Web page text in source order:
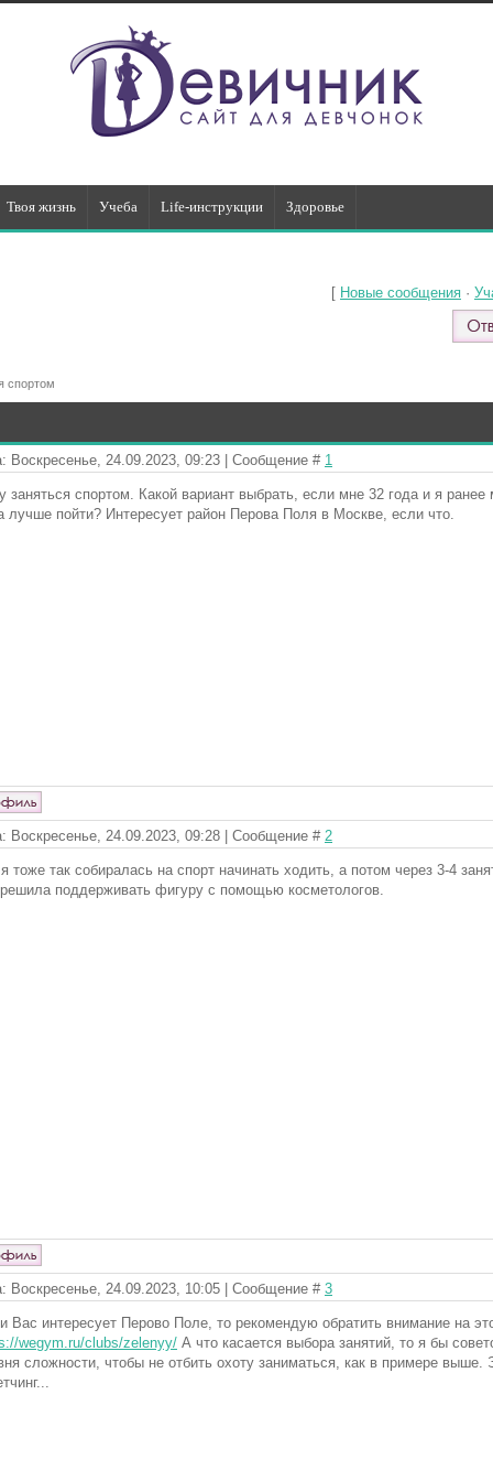
Твоя жизнь Учеба Life-инструкции Здоровье
[ Новые сообщения ·
спортом
Воскресенье, 24.09.2023, 09:23 | Сообщение # 1
заняться спортом. Какой вариант выбрать, если мне 32 года и я
лучше пойти? Интересует район Перова Поля в Москве, если что.
Воскресенье, 24.09.2023, 09:28 | Сообщение # 2
тоже так собиралась на спорт начинать ходить, а потом через 3-4
поддерживать фигуру с помощью косметологов.
Воскресенье, 24.09.2023, 10:05 | Сообщение # 3
Вас интересует Перово Поле, то рекомендую обратить внимание на
wegym.ru/clubs/zelenyy/ А что касается выбора занятий, то я бы
сложности, чтобы не отбить охоту заниматься, как в примере выше.